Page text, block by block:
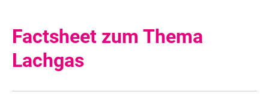
Factsheet zum Thema
Lachgas